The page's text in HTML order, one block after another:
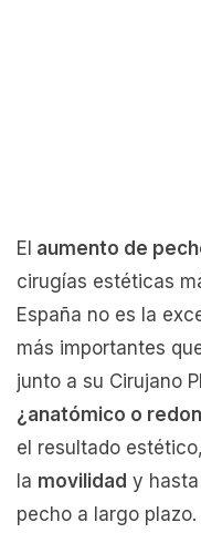
El aumento de
cirugías estéticas
España no es la
más importantes
junto a su Cirujano
¿anatómico o
el resultado
la movilidad y
pecho a largo plazo.